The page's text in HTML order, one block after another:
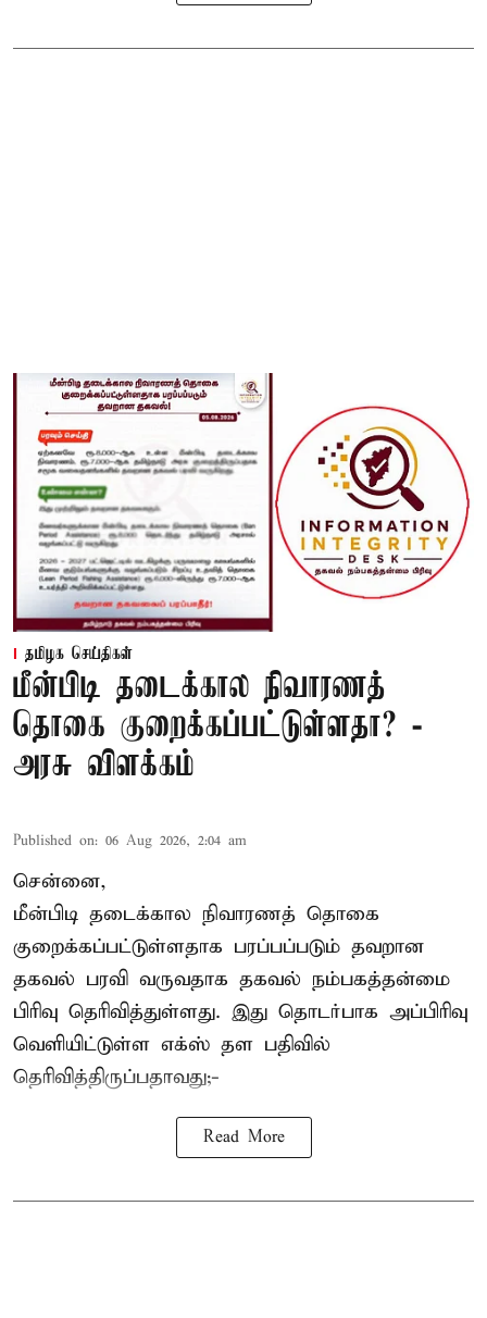
தமிழக செய்திகள்
மீன்பிடி தடைக்கால நிவாரணத்
தொகை குறைக்கப்பட்டுள்ளதா? -
அரசு விளக்கம்
Published on: 06 Aug 2026, 2:04 am
சென்னை,
மீன்பிடி தடைக்கால நிவாரணத் தொகை
குறைக்கப்பட்டுள்ளதாக பரப்பப்படும் தவறான
தகவல் பரவி வருவதாக தகவல் நம்பகத்தன்மை
பிரிவு தெரிவித்துள்ளது. இது தொடர்பாக அப்பிரிவு
வெளியிட்டுள்ள எக்ஸ் தள பதிவில்
தெரிவித்திருப்பதாவது;-
Read More